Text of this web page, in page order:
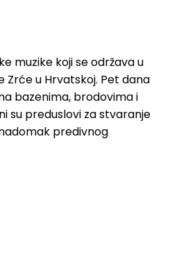
muzike koji se održava u
Zrće u Hrvatskoj. Pet dana
bazenima, brodovima i
su preduslovi za stvaranje
predivnog